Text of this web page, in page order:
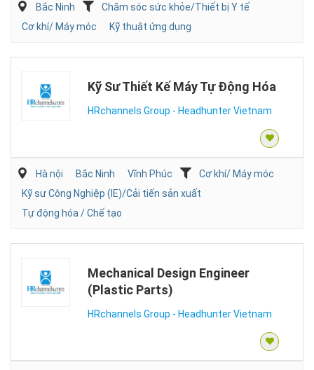
Bắc Ninh
Chăm sóc sức khỏe/Thiết bị Y tế
Cơ khí/ Máy móc
Kỹ thuật ứng dụng
Kỹ Sư Thiết Kế Máy Tự Động Hóa
HRchannels Group - Headhunter Vietnam
Hà nội Bắc Ninh Vĩnh Phúc
Cơ khí/ Máy móc
Kỹ sư Công Nghiệp (IE)/Cải tiến sản xuất
Tự động hóa / Chế tạo
Mechanical Design Engineer
(Plastic Parts)
HRchannels Group - Headhunter Vietnam